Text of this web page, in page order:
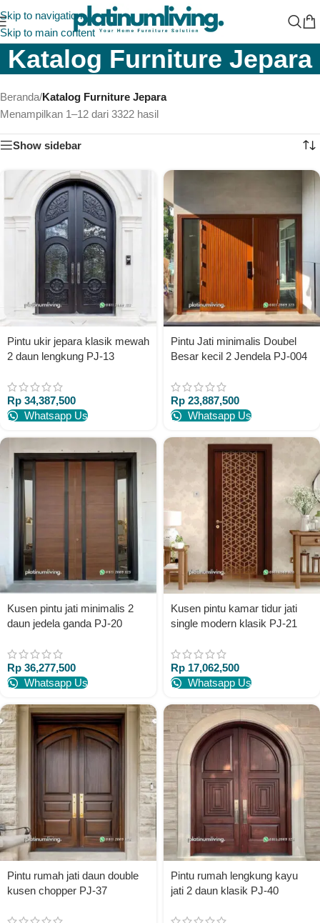
Skip to navigation
Skip to main content
Katalog Furniture Jepara
Beranda/Katalog Furniture Jepara
Menampilkan 1–12 dari 3322 hasil
Show sidebar
Pintu ukir jepara klasik mewah
2 daun lengkung PJ-13
Rp 34,387,500
Whatsapp Us
Pintu Jati minimalis Doubel
Besar kecil 2 Jendela PJ-004
Rp 23,887,500
Whatsapp Us
Kusen pintu jati minimalis 2
daun jedela ganda PJ-20
Rp 36,277,500
Whatsapp Us
Kusen pintu kamar tidur jati
single modern klasik PJ-21
Rp 17,062,500
Whatsapp Us
Pintu rumah jati daun double
kusen chopper PJ-37
Pintu rumah lengkung kayu
jati 2 daun klasik PJ-40